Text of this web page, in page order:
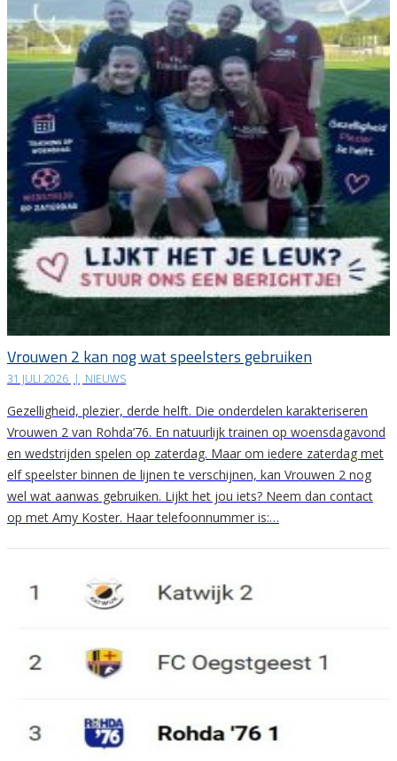
Vrouwen 2 kan nog wat speelsters gebruiken
31 JULI 2026 | NIEUWS
Gezelligheid, plezier, derde helft. Die onderdelen karakteriseren
Vrouwen 2 van Rohda’76. En natuurlijk trainen op woensdagavond
en wedstrijden spelen op zaterdag. Maar om iedere zaterdag met
elf speelster binnen de lijnen te verschijnen, kan Vrouwen 2 nog
wel wat aanwas gebruiken. Lijkt het jou iets? Neem dan contact
op met Amy Koster. Haar telefoonnummer is:…